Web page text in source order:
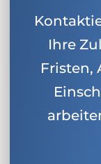
Ihre
Fristen,